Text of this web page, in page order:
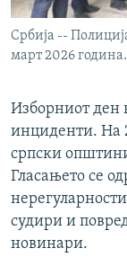
Србија --
март 2026 година.
Изборниот ден
инциденти. На
српски
Гласањето се
судири и
новинари.